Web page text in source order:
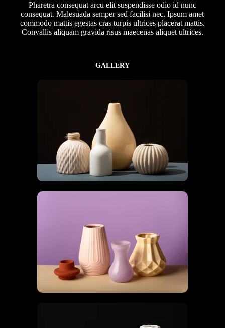
Pharetra consequat arcu elit suspendisse odio id nunc
consequat. Malesuada semper sed facilisi nec. Ipsum amet
commodo mattis egestas cras turpis ultrices placerat mattis.
Convallis aliquam gravida risus maecenas aliquet ultrices.
GALLERY